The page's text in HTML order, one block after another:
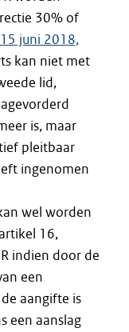
30% of
juni 2018,
kan niet met
lid,
is, maar
pleitbaar
ingenomen
wel worden
16,
indien door de
een
aangifte is
een aanslag